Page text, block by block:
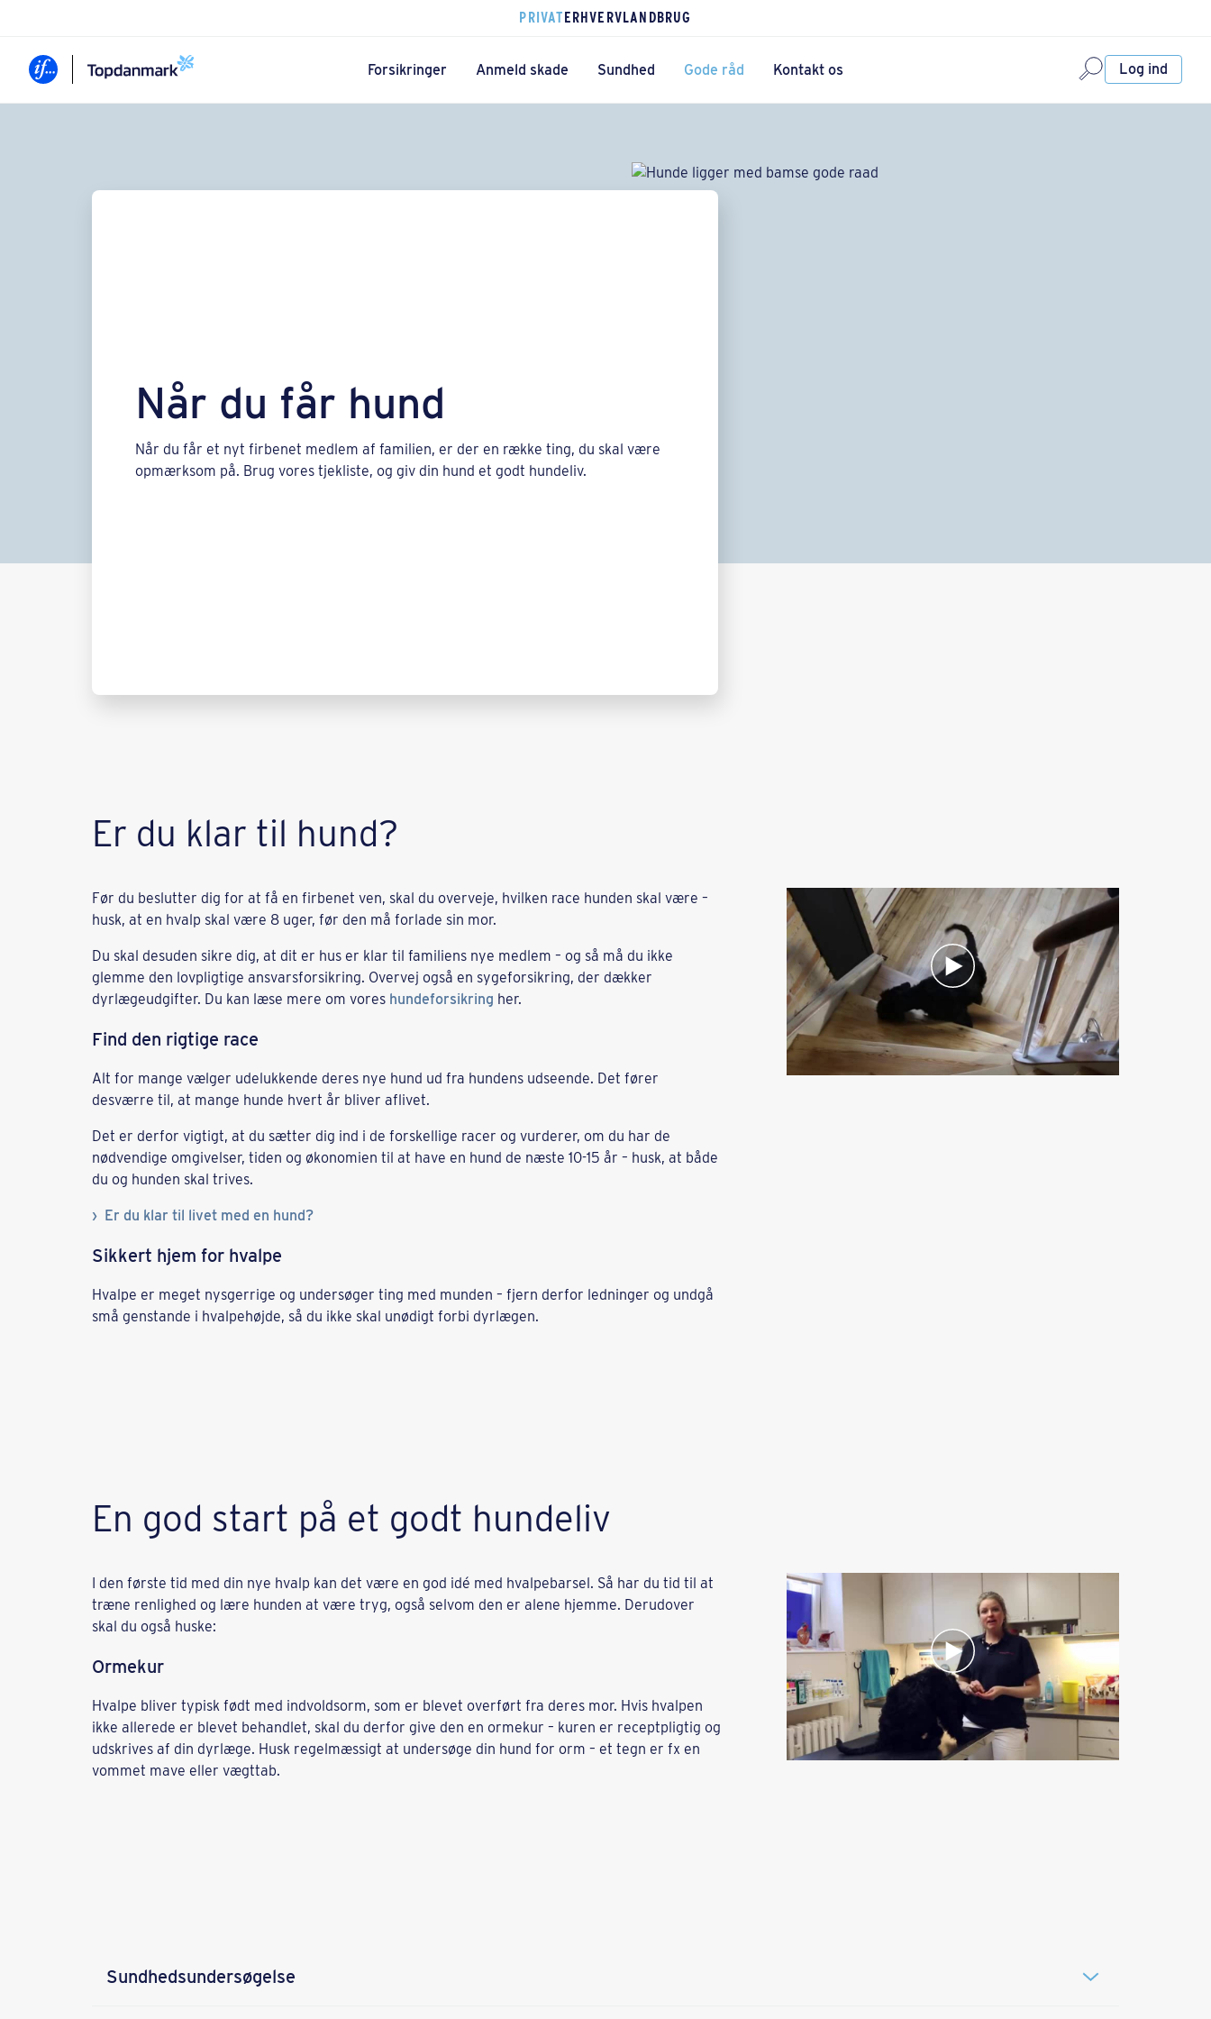
PRIVATERHVERVLANDBRUG
Forsikringer Anmeld skade Sundhed Gode råd Kontakt os Log ind
Når du får hund
Når du får et nyt firbenet medlem af familien, er der en række ting, du skal være
opmærksom på. Brug vores tjekliste, og giv din hund et godt hundeliv.
Er du klar til hund?
Før du beslutter dig for at få en firbenet ven, skal du overveje, hvilken race hunden skal være –
husk, at en hvalp skal være 8 uger, før den må forlade sin mor.
Du skal desuden sikre dig, at dit er hus er klar til familiens nye medlem – og så må du ikke
glemme den lovpligtige ansvarsforsikring. Overvej også en sygeforsikring, der dækker
dyrlægeudgifter. Du kan læse mere om vores hundeforsikring her.
Find den rigtige race
Alt for mange vælger udelukkende deres nye hund ud fra hundens udseende. Det fører
desværre til, at mange hunde hvert år bliver aflivet.
Det er derfor vigtigt, at du sætter dig ind i de forskellige racer og vurderer, om du har de
nødvendige omgivelser, tiden og økonomien til at have en hund de næste 10-15 år – husk, at både
du og hunden skal trives.
Er du klar til livet med en hund?
Sikkert hjem for hvalpe
Hvalpe er meget nysgerrige og undersøger ting med munden – fjern derfor ledninger og undgå
små genstande i hvalpehøjde, så du ikke skal unødigt forbi dyrlægen.
En god start på et godt hundeliv
I den første tid med din nye hvalp kan det være en god idé med hvalpebarsel. Så har du tid til at
træne renlighed og lære hunden at være tryg, også selvom den er alene hjemme. Derudover
skal du også huske:
Ormekur
Hvalpe bliver typisk født med indvoldsorm, som er blevet overført fra deres mor. Hvis hvalpen
ikke allerede er blevet behandlet, skal du derfor give den en ormekur – kuren er receptpligtig og
udskrives af din dyrlæge. Husk regelmæssigt at undersøge din hund for orm – et tegn er fx en
vommet mave eller vægttab.
Sundhedsundersøgelse